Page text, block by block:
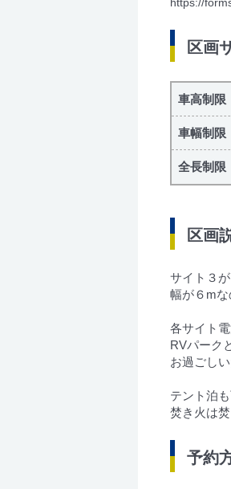
区画
車高制限
車幅制限
全長制限
区画
サイト３
幅が６mな
各サイト
RVパーク
お過ごしい
テント泊
焚き火は
予約